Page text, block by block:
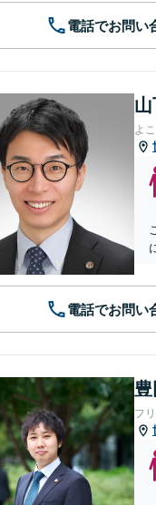
電話でお問い
よ
電話でお問い
フ